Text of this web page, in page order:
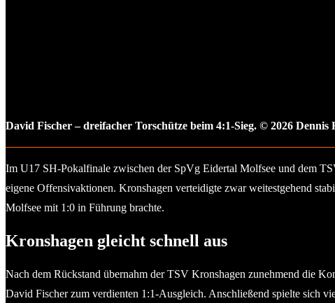
David Fischer – dreifacher Torschütze beim 4:1-Sieg. © 2026 Dennis
Im U17 SH-Pokalfinale zwischen der SpVg Eidertal Molfsee und dem
eigene Offensivaktionen. Kronshagen verteidigte zwar weitestgehend
Molfsee mit 1:0 in Führung brachte.
Kronshagen gleicht schnell aus
Nach dem Rückstand übernahm der TSV Kronshagen zunehmend die
David Fischer zum verdienten 1:1-Ausgleich. Anschließend spielte sich